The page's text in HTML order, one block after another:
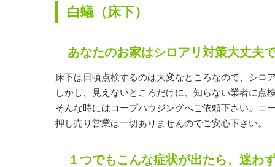
白蟻（床下）
あなたのお家はシロアリ対策大丈夫
床下は日頃点検するのは大変なところなので、シロ
しかし、見えないところだけに、知らない業者に点
そんな時にはコープハウジングへご依頼下さい。コ
押し売り営業は一切ありませんのでご安心下さい。
１つでもこんな症状が出たら、迷わ